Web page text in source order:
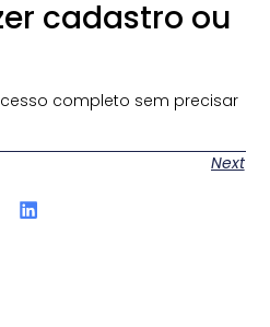
cadastro ou
completo sem precisar
Next